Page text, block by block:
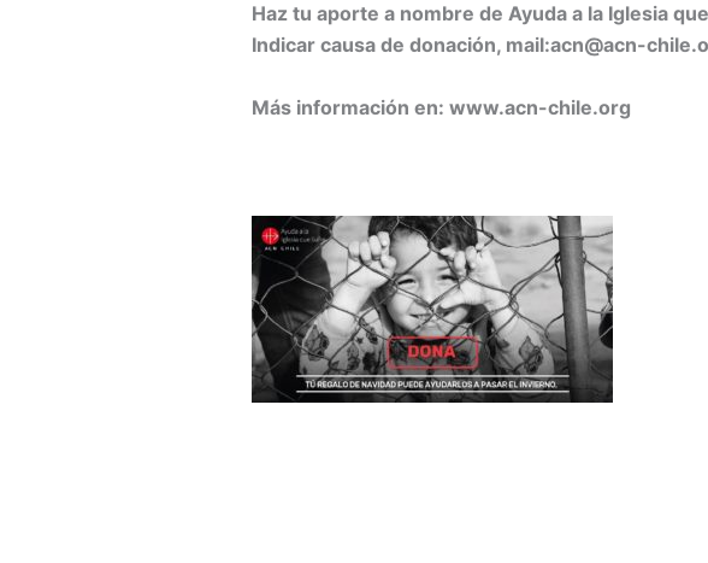
Haz tu aporte a nombre de Ayuda a la Iglesia
Indicar causa de donación, mail:acn@acn-
Más información en: www.acn-chile.org